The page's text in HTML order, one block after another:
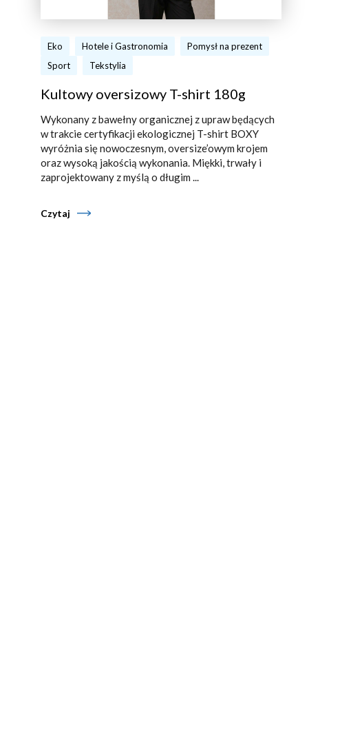
Eko Hotele i Gastronomia
Pomysł na prezent
Sport
Tekstylia
Kultowy oversizowy T-shirt 180g
Wykonany z bawełny organicznej z upraw będących
w trakcie certyfikacji ekologicznej T-shirt BOXY
wyróżnia się nowoczesnym, oversize’owym krojem
oraz wysoką jakością wykonania. Miękki, trwały i
zaprojektowany z myślą o długim ...
Czytaj